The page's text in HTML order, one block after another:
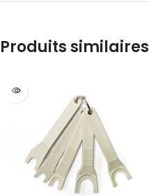
Produits similaires